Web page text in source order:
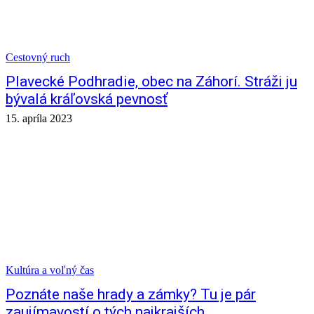
Cestovný ruch
Plavecké Podhradie, obec na Záhorí. Stráži ju
bývalá kráľovská pevnosť
15. apríla 2023
Kultúra a voľný čas
Poznáte naše hrady a zámky? Tu je pár